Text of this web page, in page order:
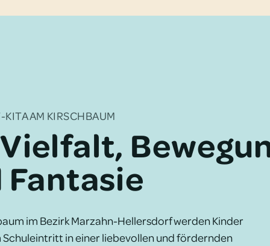
KITA AM KIRSCH­BAUM
Fantasie
im Bezirk Marzahn-Hellersdorf werden Kinder
Schuleintritt in einer liebevollen und fördernden